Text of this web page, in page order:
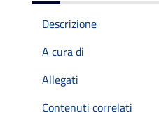
Descrizione
A cura di
Allegati
Contenuti correlati